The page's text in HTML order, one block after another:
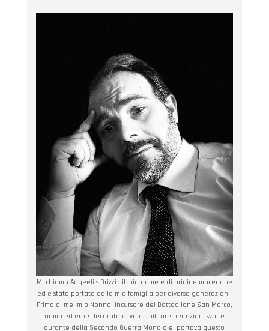
Mi chiamo Angeelijs Brizzi , il mio nome è di origine macedone
ed è stato portato dalla mia famiglia per diverse generazioni.
Prima di me, mio Nonno, incursore del Battaglione San Marco,
uomo ed eroe decorato al valor militare per azioni svolte
durante della Secondo Guerra Mondiale, portava questo